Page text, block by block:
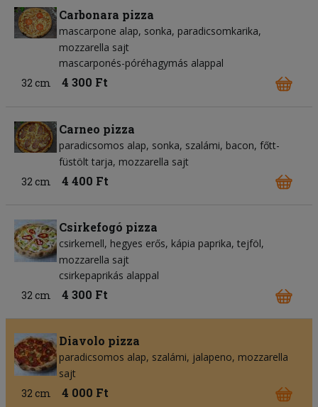
Carbonara pizza
mascarpone alap sonka paradicsomkarika
mozzarella sajt
mascarponés-póréhagymás alappal
32 cm
4 300 Ft
Carneo pizza
paradicsomos alap sonka szalámi bacon főtt-
füstölt tarja mozzarella sajt
32 cm
4 400 Ft
Csirkefogó pizza
csirkemell hegyes erős kápia paprika tejföl
mozzarella sajt
csirkepaprikás alappal
32 cm
4 300 Ft
Diavolo pizza
paradicsomos alap szalámi jalapeno mozzarella
sajt
32 cm
4 000 Ft